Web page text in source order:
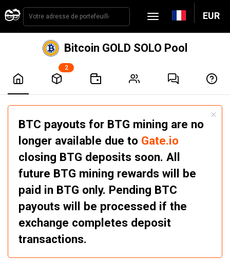
EUR
Bitcoin GOLD SOLO Pool
2
BTC payouts for BTG mining are no
longer available due to Gate.io
closing BTG deposits soon. All
future BTG mining rewards will be
paid in BTG only. Pending BTC
payouts will be processed if the
exchange completes deposit
transactions.